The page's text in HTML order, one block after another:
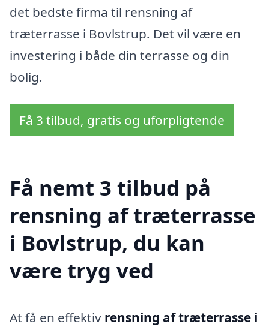
det bedste firma til rensning af
træterrasse i Bovlstrup. Det vil være en
investering i både din terrasse og din
bolig.
Få 3 tilbud, gratis og uforpligtende
Få nemt 3 tilbud på
rensning af træterrasse
i Bovlstrup, du kan
være tryg ved
At få en effektiv rensning af træterrasse i